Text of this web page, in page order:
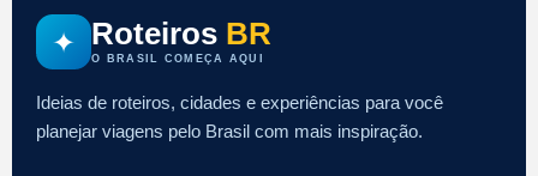
✦ Roteiros BR
O BRASIL COMEÇA AQUI
Ideias de roteiros, cidades e experiências para você
planejar viagens pelo Brasil com mais inspiração.